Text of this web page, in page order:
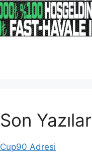
Son Yazılar
Cup90 Adresi